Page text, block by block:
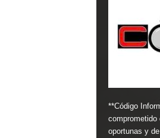
**Código
comprometido
oportunas y